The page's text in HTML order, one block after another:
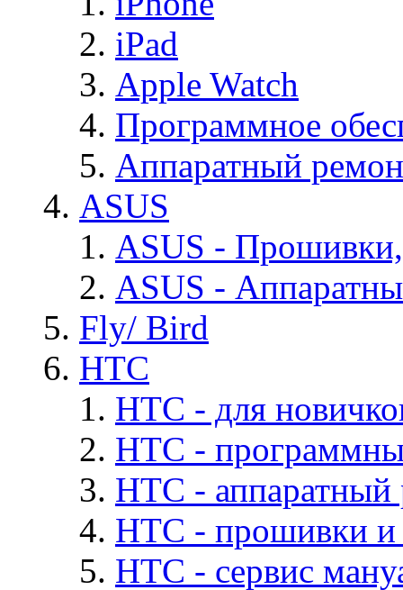
iPad
Apple Watch
Программное
Аппаратный
ASUS
ASUS -
ASUS -
Fly/ Bird
HTC
HTC - для
HTC -
HTC - аппаратный
HTC - прошивки
HTC - cервис